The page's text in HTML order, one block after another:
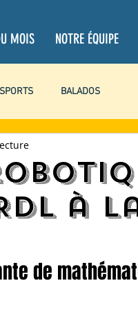
MOIS NOTRE ÉQUIPE
SPORTS BALADOS
LOISIRS à
de